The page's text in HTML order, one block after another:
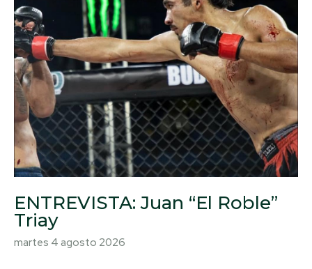
ENTREVISTA: Juan “El Roble”
Triay
martes 4 agosto 2026